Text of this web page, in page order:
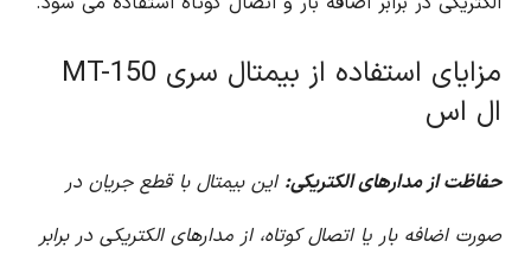
مزایای استفاده از بیمتال سری MT-150
ال اس
حفاظت از مدارهای الکتریکی: این بیمتال با قطع جریان در
صورت اضافه بار یا اتصال کوتاه، از مدارهای الکتریکی در برابر